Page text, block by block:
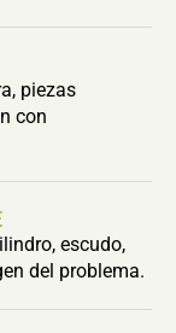
piezas
con
escudo,
del problema.